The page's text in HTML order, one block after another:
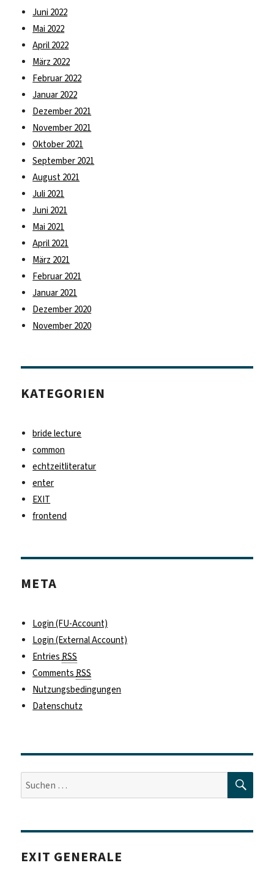
Juni 2022
Mai 2022
April 2022
März 2022
Februar 2022
Januar 2022
Dezember 2021
November 2021
Oktober 2021
September 2021
August 2021
Juli 2021
Juni 2021
Mai 2021
April 2021
März 2021
Februar 2021
Januar 2021
Dezember 2020
November 2020
KATEGORIEN
bride lecture
common
echtzeitliteratur
enter
EXIT
frontend
META
Login (FU-Account)
Login (External Account)
EntriesRSS
CommentsRSS
Nutzungsbedingungen
Datenschutz
Suche
nach:
EXIT GENERALE